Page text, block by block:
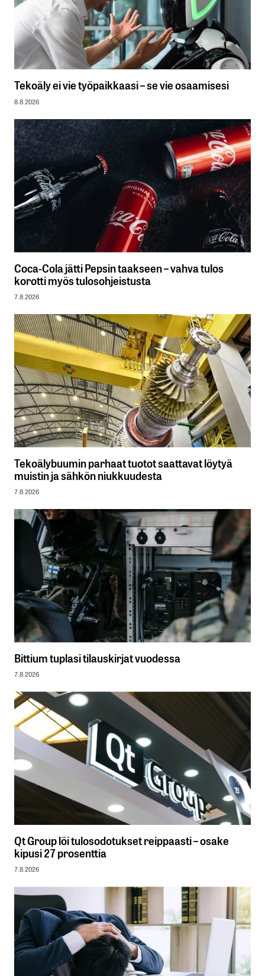
Tekoäly ei vie työpaikkaasi – se vie osaamisesi
8.8.2026
Coca-Cola jätti Pepsin taakseen – vahva tulos
korotti myös tulosohjeistusta
7.8.2026
Tekoälybuumin parhaat tuotot saattavat löytyä
muistin ja sähkön niukkuudesta
7.8.2026
Bittium tuplasi tilauskirjat vuodessa
7.8.2026
Qt Group löi tulosodotukset reippaasti – osake
kipusi 27 prosenttia
7.8.2026